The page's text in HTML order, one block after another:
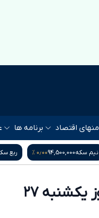
منهای اقتصاد برنامه ها
52,500,000۰٫۰۰ % یورو 217,300۰٫۰۰ %
آخرین قیمت دلار و قیمت یورو امروز یکشنبه ۲۷